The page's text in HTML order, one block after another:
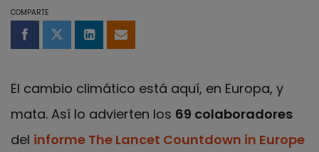
COMPARTE
Compartir en Facebook
Compartir en Twitter
Compartir en LinkedIn
Compartir por email
El cambio climático está aquí, en Europa, y
mata. Así lo advierten los 69 colaboradores
del informe The Lancet Countdown in Europe